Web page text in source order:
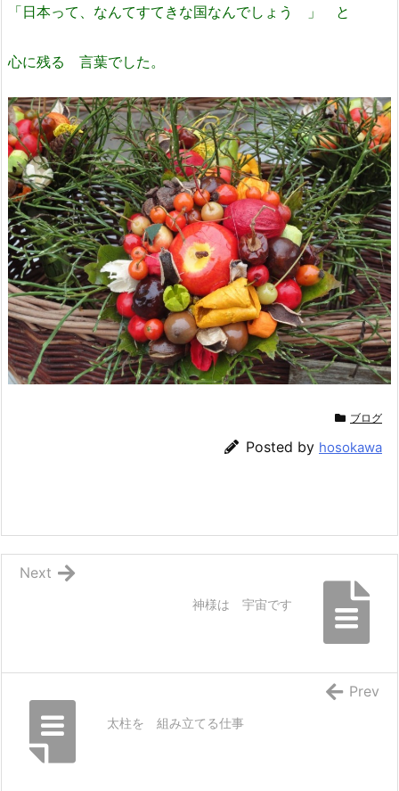
「日本って、なんてすてきな国なんでしょう 」 と
心に残る 言葉でした。
ブログ
Posted by hosokawa
神様は 宇宙です
Next
太柱を 組み立てる仕事
Prev